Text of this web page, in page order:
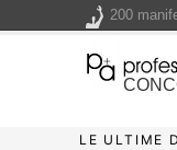
LE ULTIME
200
Il
Il